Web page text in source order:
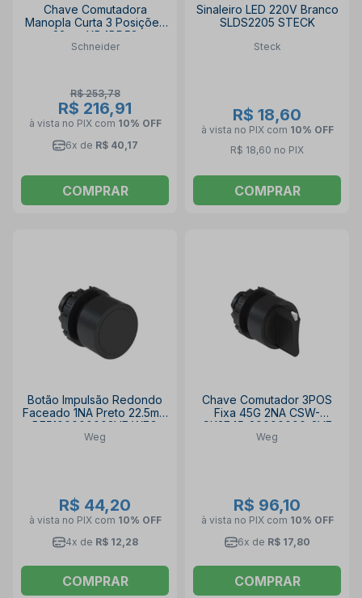
Chave Comutadora
Manopla Curta 3 Posições
22mm XB4BD53
SCHNEIDER
Schneider
R$ 253,78
R$ 216,91
à vista no PIX com 10% OFF
6x de R$ 40,17
COMPRAR
Sinaleiro LED 220V Branco
SLDS2205 STECK
Steck
R$ 18,60
à vista no PIX com 10% OFF
R$ 18,60 no PIX
COMPRAR
Botão Impulsão Redondo
Faceado 1NA Preto 22.5mm
BF5100000003VF WEG
Weg
R$ 44,20
à vista no PIX com 10% OFF
4x de R$ 12,28
COMPRAR
Chave Comutador 3POS
Fixa 45G 2NA CSW-
CK3F45-20000000-3VF
WEG
Weg
R$ 96,10
à vista no PIX com 10% OFF
6x de R$ 17,80
COMPRAR